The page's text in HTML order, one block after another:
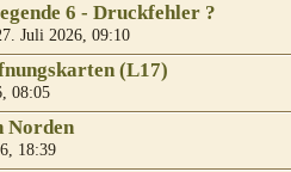
6 - Druckfehler ?
Juli 2026, 09:10
(L17)
08:05
Norden
18:39